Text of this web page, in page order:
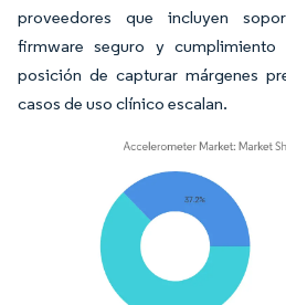
proveedores que incluyen
firmware seguro y
posición de capturar márgenes
casos de uso clínico escalan.